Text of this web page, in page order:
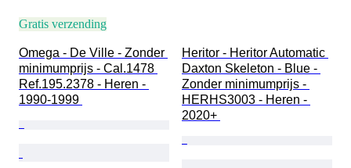
Gratis verzending
Omega - De Ville - Zonder
minimumprijs - Cal.1478
Ref.195.2378 - Heren -
1990-1999
Heritor - Heritor Automatic
Daxton Skeleton - Blue -
Zonder minimumprijs -
HERHS3003 - Heren -
2020+